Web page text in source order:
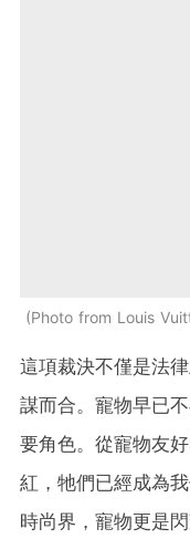
Photo from Louis
這項裁決不僅是法
謀而合。寵物早已
要角色。從寵物友
紅，牠們已經成為
時尚界，寵物更是